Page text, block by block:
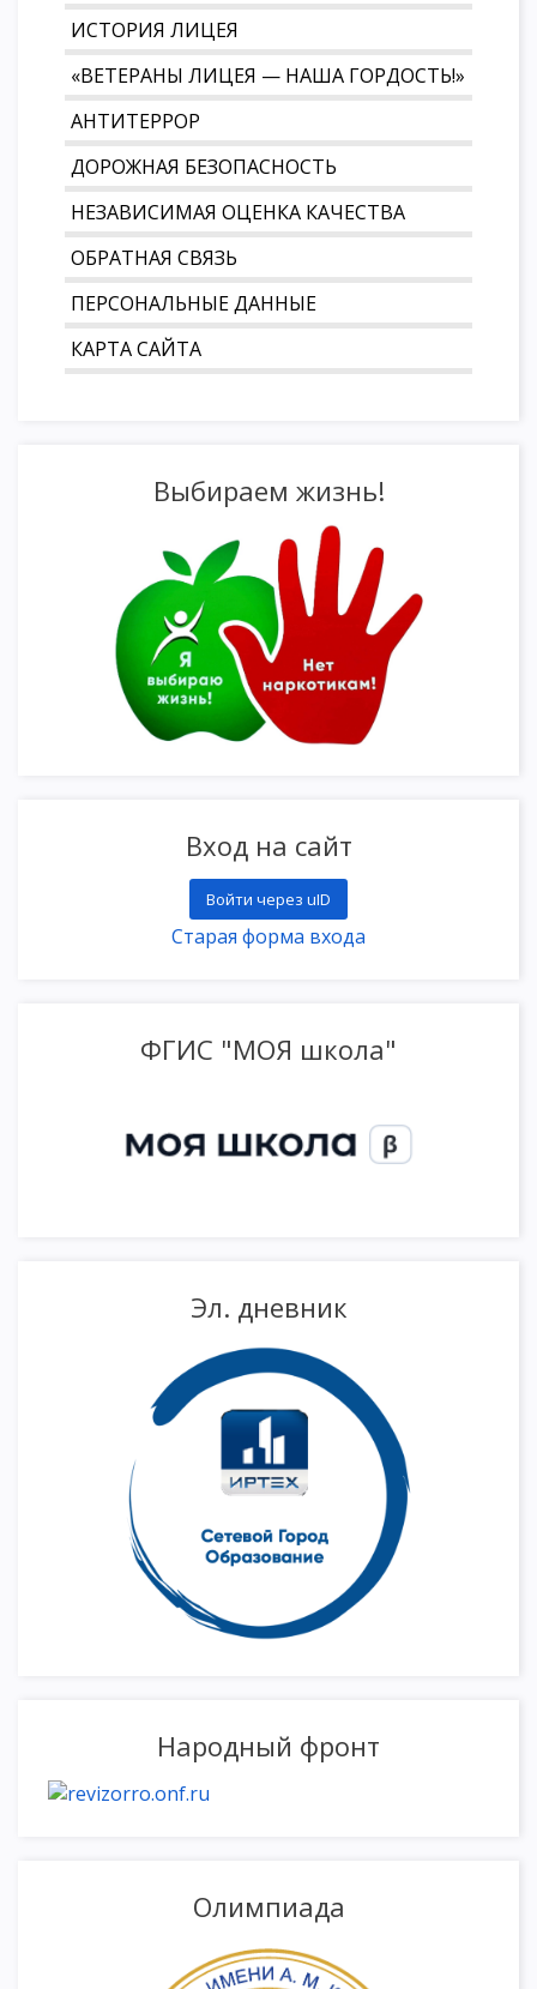
ИСТОРИЯ ЛИЦЕЯ
«ВЕТЕРАНЫ ЛИЦЕЯ — НАША ГОРДОСТЬ!»
АНТИТЕРРОР
ДОРОЖНАЯ БЕЗОПАСНОСТЬ
НЕЗАВИСИМАЯ ОЦЕНКА КАЧЕСТВА
ОБРАТНАЯ СВЯЗЬ
ПЕРСОНАЛЬНЫЕ ДАННЫЕ
КАРТА САЙТА
Выбираем жизнь!
Вход на сайт
Войти через uID
Старая форма входа
ФГИС "МОЯ школа"
Эл. дневник
Народный фронт
Олимпиада